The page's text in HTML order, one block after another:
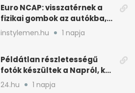
Euro NCAP: visszatérnek a
fizikai gombok az autókba,
kevesebb nyomkodással
instylemen.hu 1 napja
Példátlan részletességű
fotók készültek a Napról, két
rejtély is tisztulhat
24.hu 1 napja